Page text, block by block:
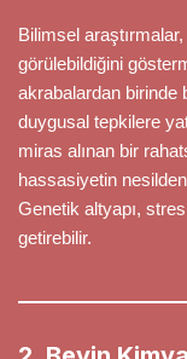
Bilimsel
görülebildiğini
akrabalardan birinde
duygusal tepkilere
miras alınan bir
hassasiyetin
Genetik altyapı,
getirebilir.